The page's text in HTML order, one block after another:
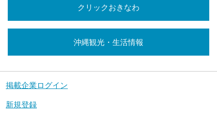
クリックおきなわ
沖縄観光・生活情報
掲載企業ログイン
新規登録